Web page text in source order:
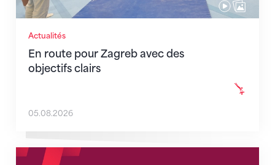
Actualités
En route pour Zagreb avec des
objectifs clairs
05.08.2026
Nouveaux horaires du secrétariat dès le 1er août